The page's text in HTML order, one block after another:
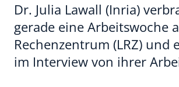
Dr. Julia Lawall (Inria)
gerade eine Arbeitswoche
Rechenzentrum (LRZ) und
im Interview von ihrer